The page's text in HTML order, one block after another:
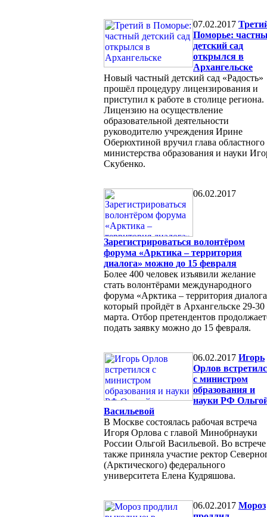
07.02.2017
Поморье:
детский сад
открылся в
Архангельске
Новый частный детский сад «Радость»
прошёл процедуру лицензирования и
приступил к работе в столице региона.
Лицензию на осуществление
образовательной деятельности
руководителю учреждения Ирине
Оберюхтиной вручил глава областного
министерства образования и науки
Скубенко.
06.02.2017
Зарегистрироваться волонтёром
форума «Арктика – территория
диалога» можно до 15 февраля
Более 400 человек изъявили желание
стать волонтёрами международного
форума «Арктика – территория
который пройдёт в Архангельске 29-30
марта. Отбор претендентов
подать заявку можно до 15 февраля.
06.02.2017 Игорь
Орлов
с министром
образования и
науки РФ
Васильевой
В Москве состоялась рабочая встреча
Игоря Орлова с главой Минобрнауки
России Ольгой Васильевой. Во встрече
также приняла участие ректор
(Арктического) федерального
университета Елена Кудряшова.
06.02.2017 Мороз